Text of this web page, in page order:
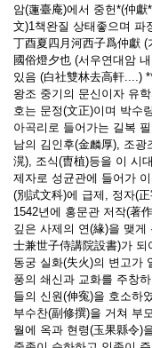
암(蓮臺庵)에서 중헌*(仲
文)1책완질 상태좋으며 파
丁酉夏四月河西子爲仲獻
國俗燈夕也 (서우연대암
있음 (白社雙林去高軒....)
왕조 중기의 문신이자 유
호는 문정(文正)이며 박수
아곡리로 들어가는 길복
남의 김인후(金麟厚), 조
滉), 조식(曺植)등을 이 시
제자로 성균관에 들어가
(別試文科)에 급제, 정자(
1542년에 홍문관 저작(著
깊은 사제의 연(緣)을 맺
士兼世子侍講院設書)가
동궁 실화(失火)의 변고가
풍의 쇄신과 교화를 주창
들의 신원(伸寃)을 호소하
부수찬(副修撰)을 거쳐 부
월에 옥과 현령(玉果縣令)